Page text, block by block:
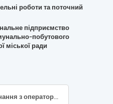
роботи та поточний
підприємство
побутового
міської ради
45520000-8 Прокат обладнання з оператором для виконання земляних робіт (Послуги екскаватора-навантажувача з оператором) селище Куликівка, Чернігівський район Чернігівської області